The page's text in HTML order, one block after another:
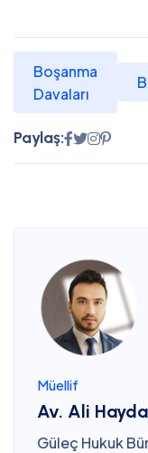
Boşanma
Davaları
Paylaş:
Müellif
Av. Ali
Güleç Hukuk